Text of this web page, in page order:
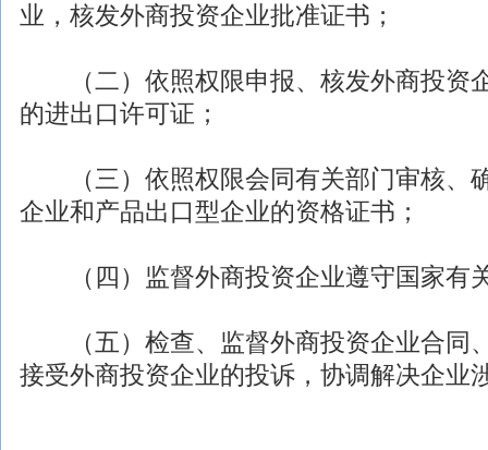
业，核发外商投资企业批准证书；
（二）依照权限申报、核发外商投资
的进出口许可证；
（三）依照权限会同有关部门审核、
企业和产品出口型企业的资格证书；
（四）监督外商投资企业遵守国家有
（五）检查、监督外商投资企业合同
接受外商投资企业的投诉，协调解决企业